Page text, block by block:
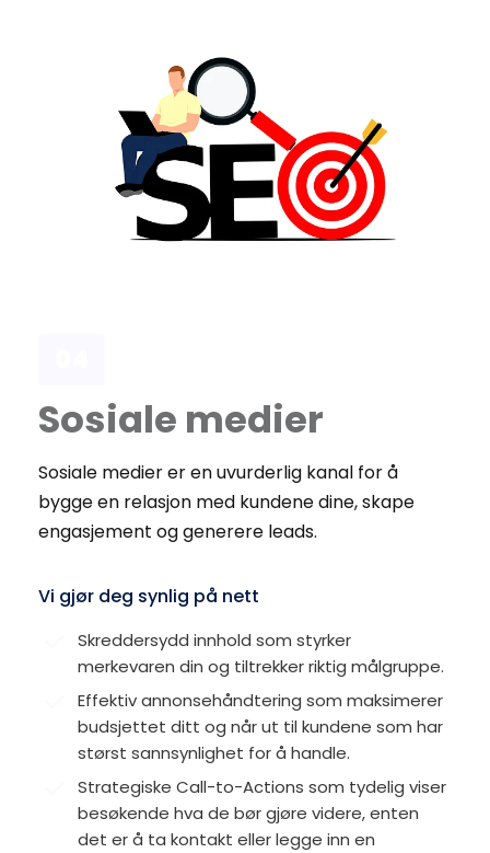
Sosiale medier
Sosiale medier er en uvurderlig kanal for å
bygge en relasjon med kundene dine, skape
engasjement og generere leads.
Vi gjør deg synlig på nett
Skreddersydd innhold som styrker
merkevaren din og tiltrekker riktig målgruppe.
Effektiv annonsehåndtering som maksimerer
budsjettet ditt og når ut til kundene som har
størst sannsynlighet for å handle.
Strategiske Call-to-Actions som tydelig viser
besøkende hva de bør gjøre videre, enten
det er å ta kontakt eller legge inn en